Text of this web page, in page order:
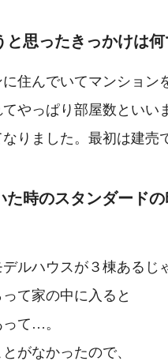
と思ったきっかけは
住んでいてマンション
やっぱり部屋数 といい
りました。 最初は建売
た時のスタンダード
デルハウスが３棟あるじ
て家の中に入ると
て…。
がなかったので、